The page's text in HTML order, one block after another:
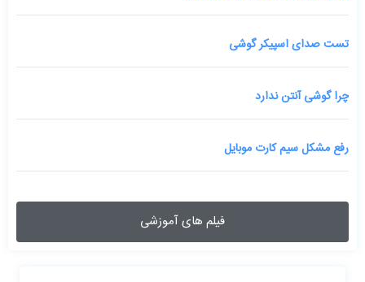
تست صدای اسپیکر گوشی
چرا گوشی آنتن ندارد
رفع مشکل سیم کارت موبایل
فیلم های آموزشی